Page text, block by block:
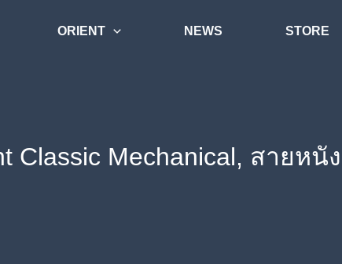
ORIENT NEWS STORE
Classic Mechanical, สายหนั